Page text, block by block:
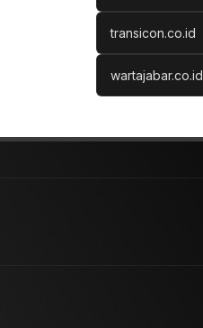
transicon.co.id
wartajabar.co.id